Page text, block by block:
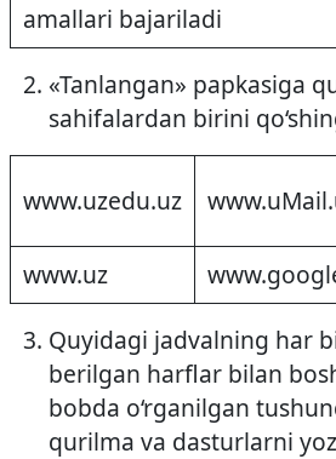
amallari bajariladi
«Tanlangan» papkasiga
sahifalardan birini
www.uzedu.uz
www.uz
Quyidagi jadvalning har
berilgan harflar bilan
bobda o‘rganilgan
qurilma va dasturlarni